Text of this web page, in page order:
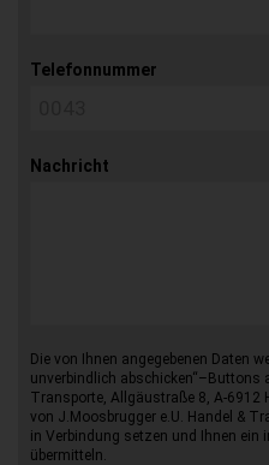
Telefonnummer
Nachricht
Die von Ihnen angegebenen Daten
unverbindlich abschicken“–Buttons
Transporte, Allgäustraße 8, A-6912
von J.Moosbrugger e.U. Handel &
in Verbindung setzen und Ihnen
übermitteln.